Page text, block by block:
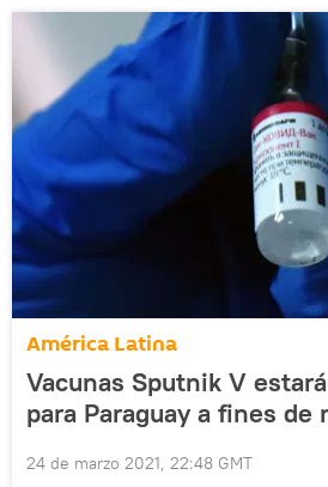
América Latina
Vacunas Sputnik V
para Paraguay a fines de
24 de marzo 2021, 22:48 GMT